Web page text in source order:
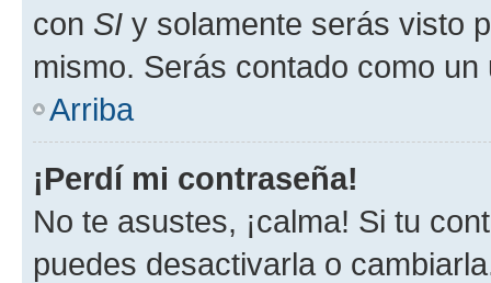
con SI y solamente serás visto
mismo. Serás contado como un
Arriba
¡Perdí mi contraseña!
No te asustes, ¡calma! Si tu
puedes desactivarla o